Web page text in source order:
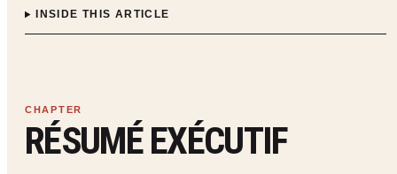
INSIDE THIS ARTICLE
RÉSUMÉ EXÉCUTIF